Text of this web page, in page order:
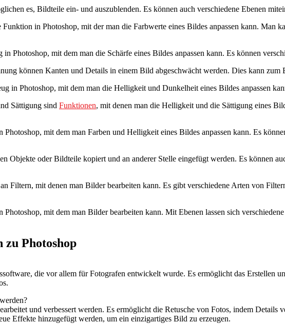
es, Bildteile ein- und auszublenden. Es können auch verschiedene Ebenen
in Photoshop, mit der man die Farbwerte eines Bildes anpassen kann. Man
Photoshop, mit dem man die Schärfe eines Bildes anpassen kann. Es können
können Kanten und Details in einem Bild abgeschwächt werden. Dies kann
in Photoshop, mit dem man die Helligkeit und Dunkelheit eines Bildes anpassen
Sättigung sind Funktionen, mit denen man die Helligkeit und die Sättigung eines
mit dem man Farben und Helligkeit eines Bildes anpassen kann. Es
Objekte oder Bildteile kopiert und an anderer Stelle eingefügt werden. Es können
Filtern, mit denen man Bilder bearbeiten kann. Es gibt verschiedene Arten von
Photoshop, mit dem man Bilder bearbeiten kann. Mit Ebenen lassen sich
zu Photoshop
die vor allem für Fotografen entwickelt wurde. Es ermöglicht das Erstellen
und verbessert werden. Es ermöglicht die Retusche von Fotos, indem
Effekte hinzugefügt werden, um ein einzigartiges Bild zu erzeugen.